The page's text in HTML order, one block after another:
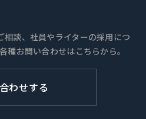
談、社員やライターの採用につ
種お問い合わせはこちらから。
わせする